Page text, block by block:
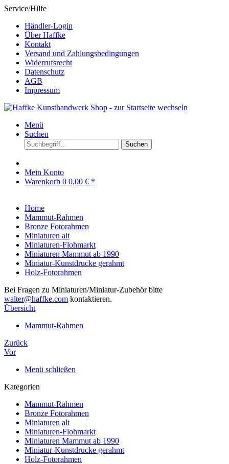
Service/Hilfe
Händler-Login
Über Haffke
Kontakt
Versand und Zahlungsbedingungen
Widerrufsrecht
Datenschutz
AGB
Impressum
Menü
Suchen
Suchen
Mein Konto
Warenkorb 0 0,00 € *
Home
Mammut-Rahmen
Bronze Fotorahmen
Miniaturen alt
Miniaturen-Flohmarkt
Miniaturen Mammut ab 1990
Miniatur-Kunstdrucke gerahmt
Holz-Fotorahmen
Bei Fragen zu Miniaturen/Miniatur-Zubehör bitte
walter@haffke.com kontaktieren.
Übersicht
Mammut-Rahmen
Zurück
Vor
Menü schließen
Kategorien
Mammut-Rahmen
Bronze Fotorahmen
Miniaturen alt
Miniaturen-Flohmarkt
Miniaturen Mammut ab 1990
Miniatur-Kunstdrucke gerahmt
Holz-Fotorahmen